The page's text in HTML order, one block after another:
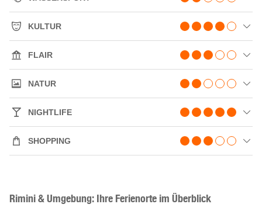
KULTUR
FLAIR
NATUR
NIGHTLIFE
SHOPPING
Rimini & Umgebung: Ihre Ferienorte im Überblick